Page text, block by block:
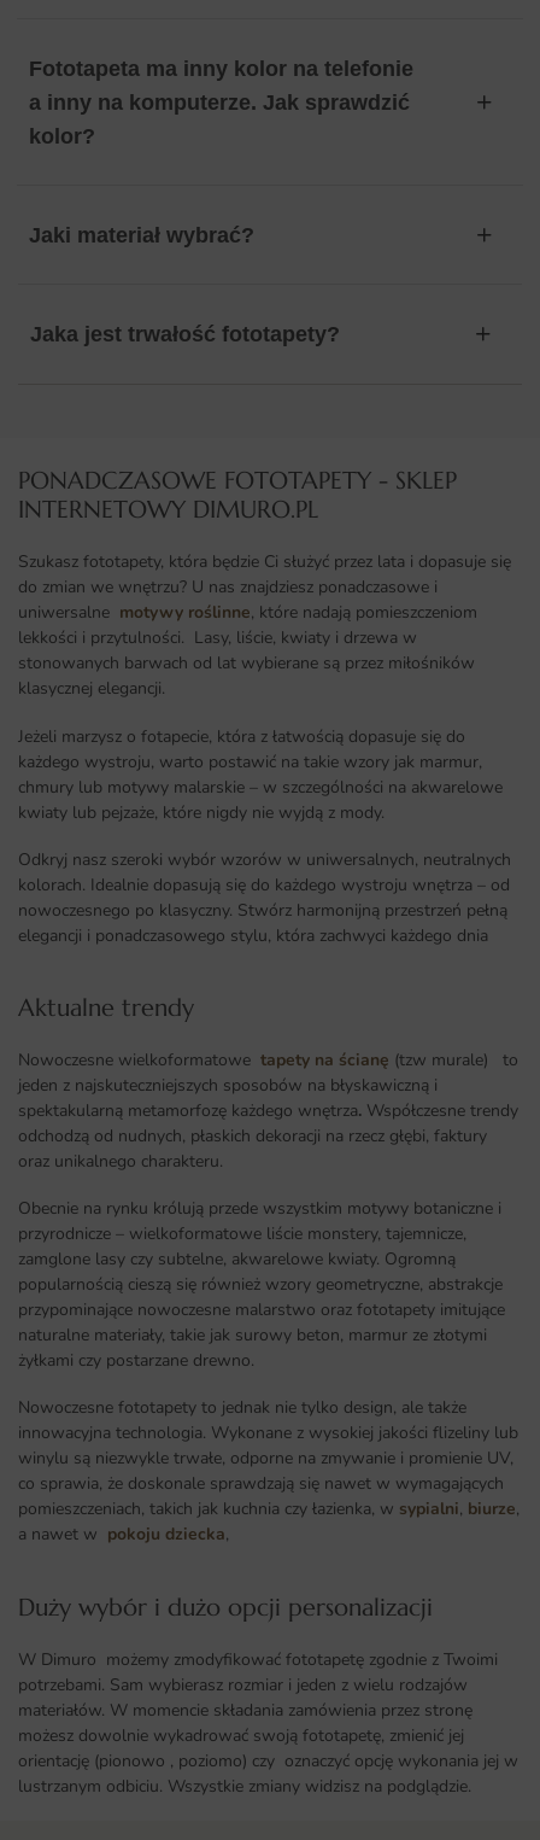
Fototapeta ma inny kolor na telefonie
a inny na komputerze. Jak sprawdzić
kolor?
Jaki materiał wybrać?
Jaka jest trwałość fototapety?
PONADCZASOWE FOTOTAPETY - SKLEP
INTERNETOWY DIMURO.PL​
Szukasz fototapety, która będzie Ci służyć przez lata i dopasuje się
do zmian we wnętrzu? U nas znajdziesz ponadczasowe i
uniwersalne motywy roślinne, które nadają pomieszczeniom
lekkości i przytulności. Lasy, liście, kwiaty i drzewa w
stonowanych barwach od lat wybierane są przez miłośników
klasycznej elegancji.
Jeżeli marzysz o fotapecie, która z łatwością dopasuje się do
każdego wystroju, warto postawić na takie wzory jak marmur,
chmury lub motywy malarskie – w szczególności na akwarelowe
kwiaty lub pejzaże, które nigdy nie wyjdą z mody.
Odkryj nasz szeroki wybór wzorów w uniwersalnych, neutralnych
kolorach. Idealnie dopasują się do każdego wystroju wnętrza – od
nowoczesnego po klasyczny. Stwórz harmonijną przestrzeń pełną
elegancji i ponadczasowego stylu, która zachwyci każdego dnia
Aktualne trendy​
Nowoczesne wielkoformatowe tapety na ścianę (tzw murale) to
jeden z najskuteczniejszych sposobów na błyskawiczną i
spektakularną metamorfozę każdego wnętrza. Współczesne trendy
odchodzą od nudnych, płaskich dekoracji na rzecz głębi, faktury
oraz unikalnego charakteru.
Obecnie na rynku królują przede wszystkim motywy botaniczne i
przyrodnicze – wielkoformatowe liście monstery, tajemnicze,
zamglone lasy czy subtelne, akwarelowe kwiaty. Ogromną
popularnością cieszą się również wzory geometryczne, abstrakcje
przypominające nowoczesne malarstwo oraz fototapety imitujące
naturalne materiały, takie jak surowy beton, marmur ze złotymi
żyłkami czy postarzane drewno.
Nowoczesne fototapety to jednak nie tylko design, ale także
innowacyjna technologia. Wykonane z wysokiej jakości flizeliny lub
winylu są niezwykle trwałe, odporne na zmywanie i promienie UV,
co sprawia, że doskonale sprawdzają się nawet w wymagających
pomieszczeniach, takich jak kuchnia czy łazienka, w sypialni, biurze,
a nawet w pokoju dziecka,
Duży wybór i dużo opcji personalizacji ​
W Dimuro możemy zmodyfikować fototapetę zgodnie z Twoimi
potrzebami. Sam wybierasz rozmiar i jeden z wielu rodzajów
materiałów. W momencie składania zamówienia przez stronę
możesz dowolnie wykadrować swoją fototapetę, zmienić jej
orientację (pionowo , poziomo) czy oznaczyć opcję wykonania jej w
lustrzanym odbiciu. Wszystkie zmiany widzisz na podglądzie.